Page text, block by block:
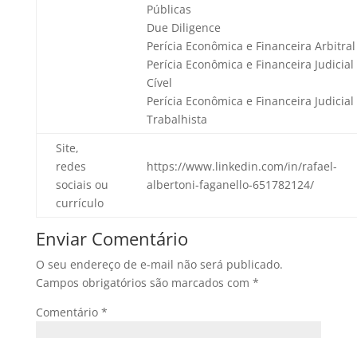
Públicas
Due Diligence
Perícia Econômica e Financeira Arbitral
Perícia Econômica e Financeira Judicial
Cível
Perícia Econômica e Financeira Judicial
Trabalhista
Site,
redes
sociais ou
currículo
https://www.linkedin.com/in/rafael-
albertoni-faganello-651782124/
Enviar Comentário
O seu endereço de e-mail não será publicado.
Campos obrigatórios são marcados com *
Comentário *